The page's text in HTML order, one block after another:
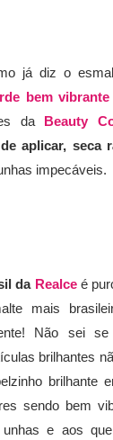
já diz o
bem
da Beauty
aplicar, seca
impecáveis.
da Realce é
mais
Não sei
brilhantes
brilhante
sendo bem
e aos